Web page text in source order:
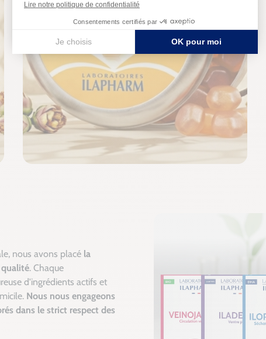
nous avons placé la
. Chaque
d'ingrédients actifs et
Nous nous engageons
dans le strict respect des